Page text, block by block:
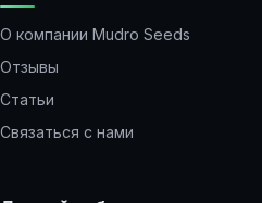
О компании Mudro Seeds
Отзывы
Статьи
Связаться с нами